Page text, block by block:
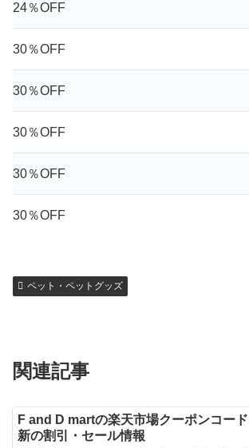
24％OFF
30％OFF
30％OFF
30％OFF
30％OFF
30％OFF
ペット・ペットグッズ
関連記事
F and D martの楽天市場クーポンコー
新の割引・セール情報